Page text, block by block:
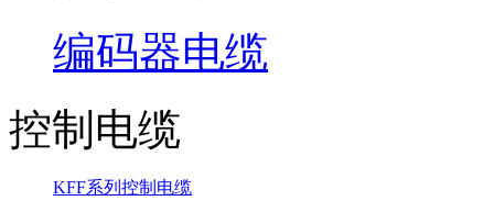
编码器电缆
控制电缆
KFF系列控制电缆